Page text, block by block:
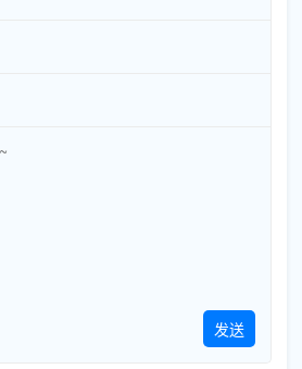
发送